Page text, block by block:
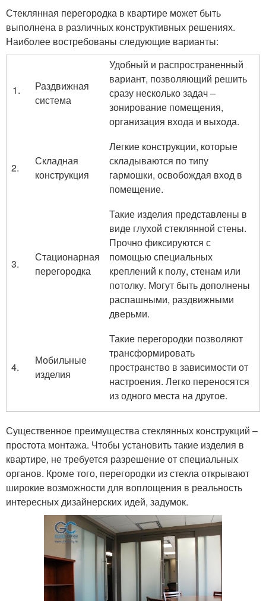
Стеклянная перегородка в квартире может быть
выполнена в различных конструктивных решениях.
Наиболее востребованы следующие варианты:
Раздвижная
система
Удобный и распространенный
вариант, позволяющий решить
сразу несколько задач –
зонирование помещения,
организация входа и выхода.
2.
Складная
конструкция
Легкие конструкции, которые
складываются по типу
гармошки, освобождая вход в
помещение.
3.
Стационарная
перегородка
Такие изделия представлены в
виде глухой стеклянной стены.
Прочно фиксируются с
помощью специальных
креплений к полу, стенам или
потолку. Могут быть дополнены
распашными, раздвижными
дверьми.
4.
Мобильные
изделия
Такие перегородки позволяют
трансформировать
пространство в зависимости от
настроения. Легко переносятся
из одного места на другое.
Существенное преимущества стеклянных конструкций –
простота монтажа. Чтобы установить такие изделия в
квартире, не требуется разрешение от специальных
органов. Кроме того, перегородки из стекла открывают
широкие возможности для воплощения в реальность
интересных дизайнерских идей, задумок.